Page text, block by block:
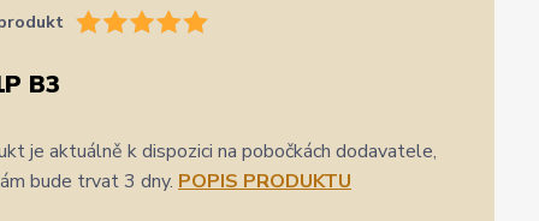
B3
je aktuálně k dispozici na pobočkách dodavatele,
bude trvat 3 dny. POPIS PRODUKTU